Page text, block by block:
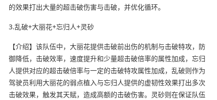
的效果打出大量的超击破伤害与击破，并优化循环。
3.乱破+大丽花+忘归人+灵砂
【介绍】该队伍中，大丽花提供击破前出伤的机制与击破特攻，防
御降低，击破效率，速度提升和少量超击破倍率的属性加成，忘归
人提供对应的超击破倍率与一定的击破特攻属性加成，乱破则作为
驾驶员利用大丽花的弱点植入与忘归人提供的虚韧性效果打出多次
击破效果，触发其天赋，造成高额的击破伤害。灵砂则在保证队伍